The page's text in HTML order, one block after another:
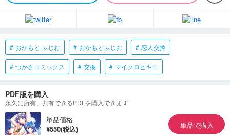
おかもと ふじお おかもとふじお 恋人交換
つかさコミックス 交換 マイクロビキニ
PDF版を購入
永久に所有、共有できるPDFを購入できます
単品価格
¥550(税込)
単品で購入